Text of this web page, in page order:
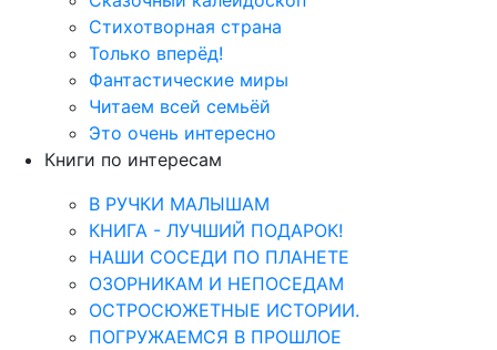
Стихотворная страна
Только вперёд!
Фантастические миры
Читаем всей семьёй
Это очень интересно
Книги по интересам
В РУЧКИ МАЛЫШАМ
КНИГА - ЛУЧШИЙ ПОДАРОК!
НАШИ СОСЕДИ ПО ПЛАНЕТЕ
ОЗОРНИКАМ И НЕПОСЕДАМ
ОСТРОСЮЖЕТНЫЕ ИСТОРИИ.
ПОГРУЖАЕМСЯ В ПРОШЛОЕ